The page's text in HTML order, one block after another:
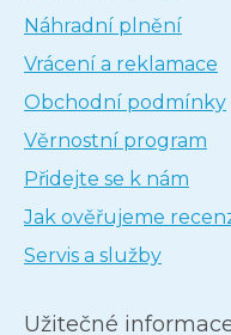
Náhradní plnění
Vrácení a reklamace
Obchodní podmínky
Věrnostní program
Přidejte se k nám
Jak ověřujeme
Servis a služby
Užitečné